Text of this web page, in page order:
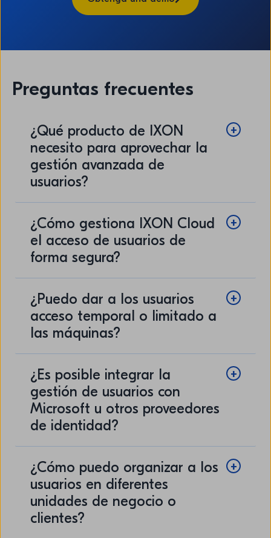
Preguntas frecuentes
¿Qué producto de IXON
necesito para aprovechar la
gestión avanzada de
usuarios?
¿Cómo gestiona IXON Cloud
el acceso de usuarios de
forma segura?
¿Puedo dar a los usuarios
acceso temporal o limitado a
las máquinas?
¿Es posible integrar la
gestión de usuarios con
Microsoft u otros proveedores
de identidad?
¿Cómo puedo organizar a los
usuarios en diferentes
unidades de negocio o
clientes?